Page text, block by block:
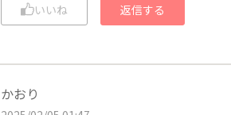
いいね 返信する
かおり